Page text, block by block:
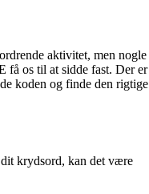
aktivitet, men nogle
få os til at sidde fast. Der er
koden og finde den rigtige
krydsord, kan det være